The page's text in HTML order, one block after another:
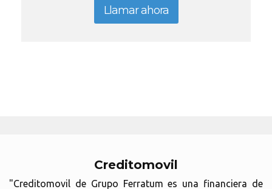
Llamar ahora
Creditomovil
"Creditomovil de Grupo Ferratum es una financiera de